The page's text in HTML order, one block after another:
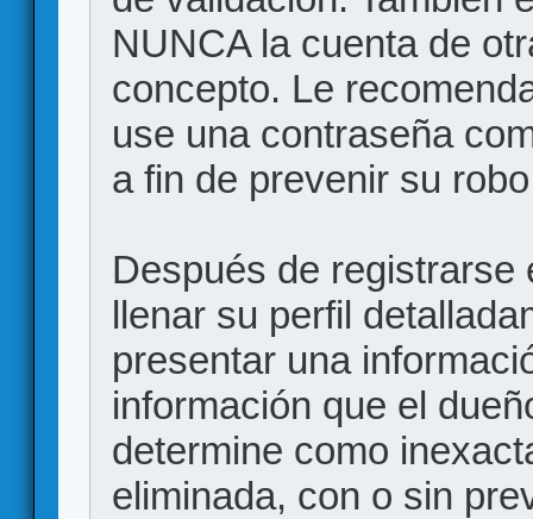
NUNCA la cuenta de
concepto. Le
use una contraseña
a fin de prevenir su
Después de registrarse
llenar su perfil
presentar una
información que el
determine como
eliminada, con o sin